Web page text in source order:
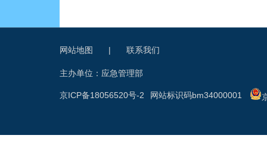
网站地图 | 联系我们
主办单位：应急管理部
网站标识码bm34000001
京ICP备18056520号-2